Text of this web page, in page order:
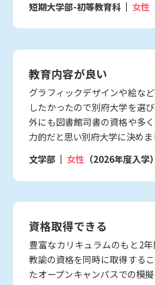
短期大学部-初等教育科
女性
教育内容が良い
グラフィックデザインや絵な
したかったので別府大学を選
外にも図書館司書の資格や多
力的だと思い別府大学に決めま
文学部
女性 （2026年度入学）
資格取得できる
豊富なカリキュラムのもと2
教諭の資格を同時に取得する
たオープンキャンパスでの模